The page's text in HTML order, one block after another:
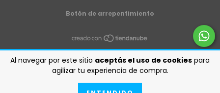
Al navegar por este sitio aceptás el uso de cookies para
agilizar tu experiencia de compra.
Botón de arrepentimiento